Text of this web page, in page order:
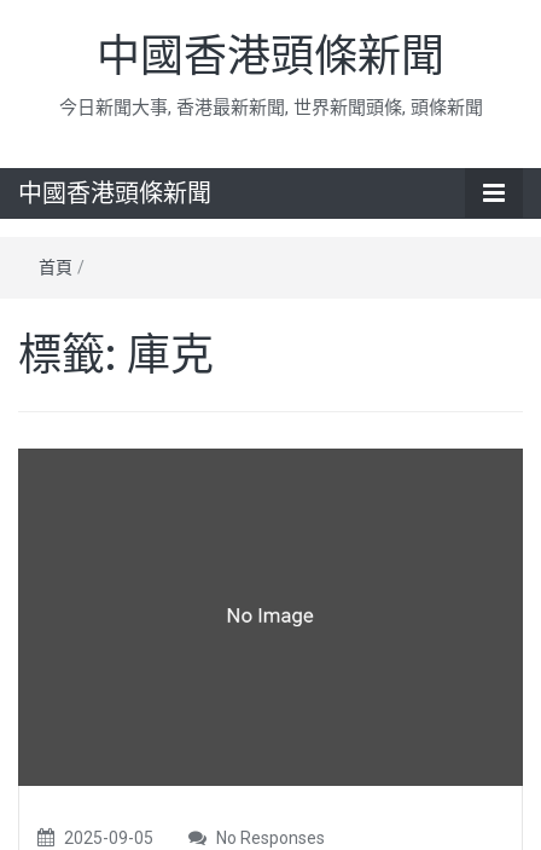
中國香港頭條新聞
今日新聞大事, 香港最新新聞, 世界新聞頭條, 頭條新聞
中國香港頭條新聞
首頁 /
標籤: 庫克
2025-09-05 No Responses